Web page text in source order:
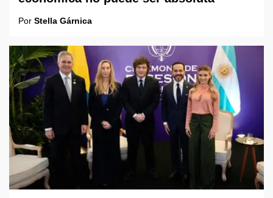
Por Stella Gárnica